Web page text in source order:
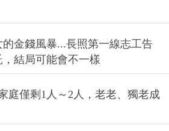
金錢風暴...長照第一線志工告
結局可能會不一樣
庭僅剩1人～2人，老老、獨老成